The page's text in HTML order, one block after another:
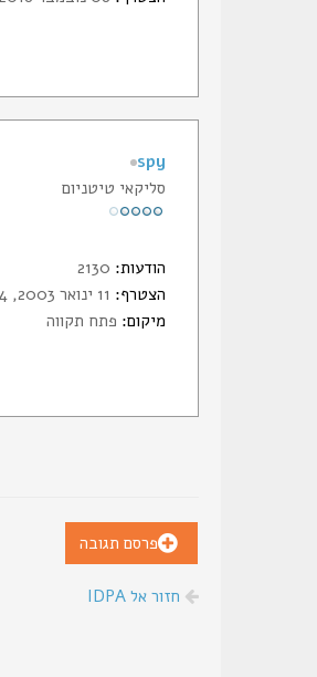
spy
סליקאי טיטניום
הודעות:
הצטרף:
מיקום: פתח תקווה
פרסם תגובה
חזור אל IDPA